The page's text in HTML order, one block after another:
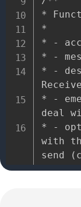
*
*
* -
* -
* -
* -
deal
* -
with
send
* -